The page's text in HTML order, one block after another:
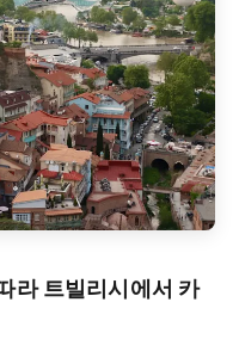
라 트빌리시에서 카